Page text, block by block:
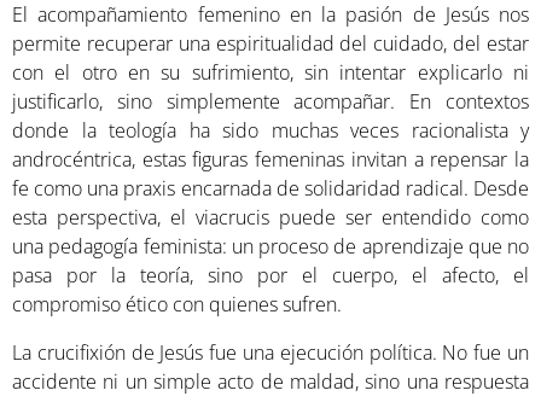
El acompañamiento femenino en la pasión de Jesús nos
permite recuperar una espiritualidad del cuidado, del estar
con el otro en su sufrimiento, sin intentar explicarlo ni
justificarlo, sino simplemente acompañar. En contextos
donde la teología ha sido muchas veces racionalista y
androcéntrica, estas figuras femeninas invitan a repensar la
fe como una praxis encarnada de solidaridad radical. Desde
esta perspectiva, el viacrucis puede ser entendido como
una pedagogía feminista: un proceso de aprendizaje que no
pasa por la teoría, sino por el cuerpo, el afecto, el
compromiso ético con quienes sufren.
La crucifixión de Jesús fue una ejecución política. No fue un
accidente ni un simple acto de maldad, sino una respuesta